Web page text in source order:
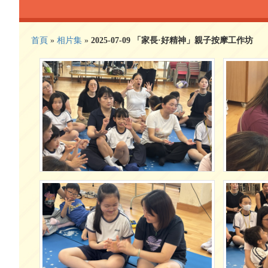
首頁 » 相片集 » 2025-07-09 「家長·好精神」親子按摩工作坊